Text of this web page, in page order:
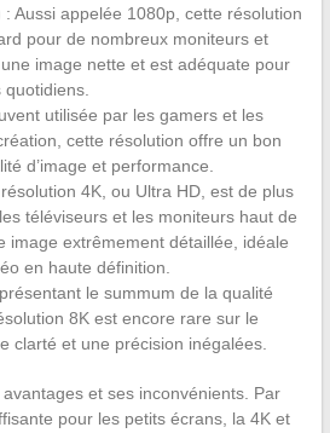
: Aussi appelée 1080p, cette résolution
pour de nombreux moniteurs et
image nette et est adéquate pour
quotidiens.
utilisée par les gamers et les
cette résolution offre un bon
d’image et performance.
4K, ou Ultra HD, est de plus
téléviseurs et les moniteurs haut de
image extrêmement détaillée, idéale
en haute définition.
le summum de la qualité
8K est encore rare sur le
clarté et une précision inégalées.
et ses inconvénients. Par
pour les petits écrans, la 4K et